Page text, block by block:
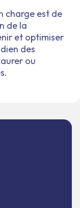
charge est de
de la
et optimiser
des
ou